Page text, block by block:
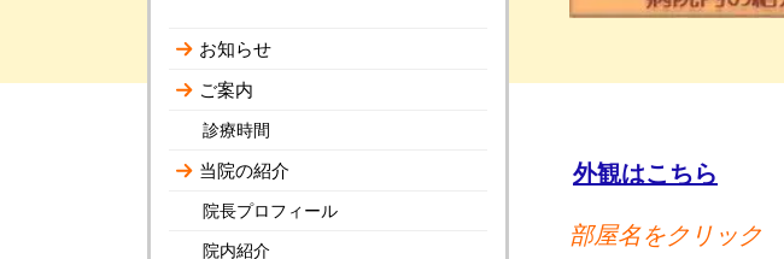
外観はこちら
部屋名をクリック
お知らせ
ご案内
診療時間
当院の紹介
院長プロフィール
院内紹介